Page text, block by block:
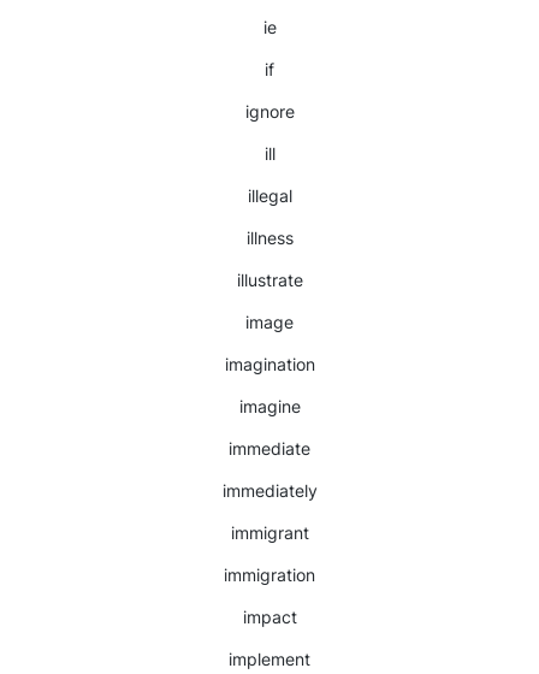
ie
if
ignore
ill
illegal
illness
illustrate
image
imagination
imagine
immediate
immediately
immigrant
immigration
impact
implement